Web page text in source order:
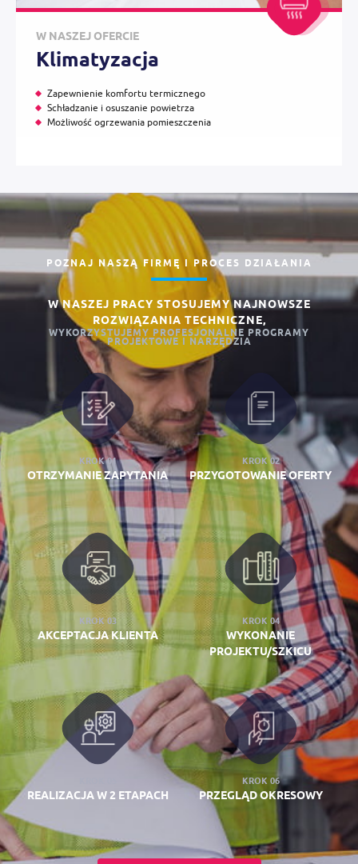
W NASZEJ OFERCIE
Klimatyzacja
Zapewnienie komfortu termicznego
Schładzanie i osuszanie powietrza
Możliwość ogrzewania pomieszczenia
POZNAJ NASZĄ FIRMĘ I PROCES DZIAŁANIA
W NASZEJ PRACY STOSUJEMY NAJNOWSZE
ROZWIĄZANIA TECHNICZNE,
WYKORZYSTUJEMY PROFESJONALNE PROGRAMY
PROJEKTOWE I NARZĘDZIA
KROK 01
OTRZYMANIE ZAPYTANIA
KROK 02
PRZYGOTOWANIE OFERTY
KROK 03
AKCEPTACJA KLIENTA
KROK 04
WYKONANIE
PROJEKTU/SZKICU
REALIZACJA W 2 ETAPACH
KROK 06
PRZEGLĄD OKRESOWY